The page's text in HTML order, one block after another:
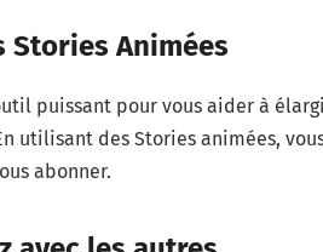
Stories Animées
puissant pour vous aider à
utilisant des Stories animées,
abonner.